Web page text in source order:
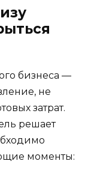
бизнеса —
не
затрат.
решает
моменты: